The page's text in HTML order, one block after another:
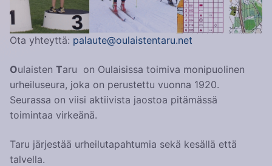
Ota yhteyttä: palaute@oulaistentaru.net
Oulaisten Taru on Oulaisissa toimiva monipuolinen
urheiluseura, joka on perustettu vuonna 1920.
Seurassa on viisi aktiivista jaostoa pitämässä
toimintaa virkeänä.
Taru järjestää urheilutapahtumia sekä kesällä että
talvella.